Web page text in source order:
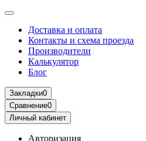
Доставка и оплата
Контакты и схема проезда
Производители
Калькулятор
Блог
Закладки0
Сравнение0
Личный кабинет
Авторизация